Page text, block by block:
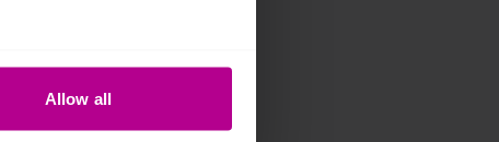
Allow all